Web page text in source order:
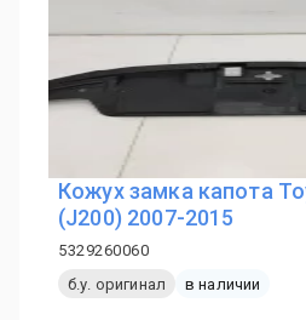
Кожух замка капота
(J200) 2007-2015
5329260060
б.у. оригинал
в наличии